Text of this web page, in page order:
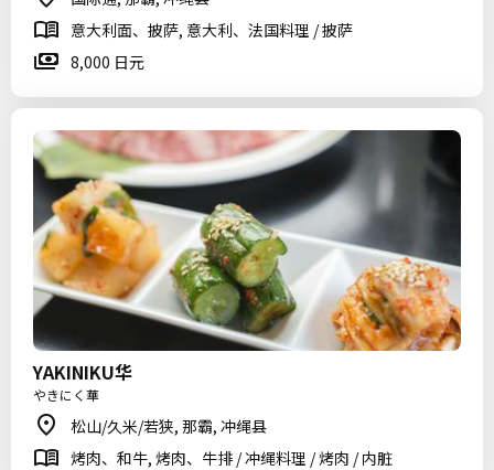
意大利面、披萨, 意大利、法国料理 / 披萨
8,000 日元
YAKINIKU华
やきにく華
松山/久米/若狭, 那霸, 冲绳县
烤肉、和牛, 烤肉、牛排 / 冲绳料理 / 烤肉 / 内脏